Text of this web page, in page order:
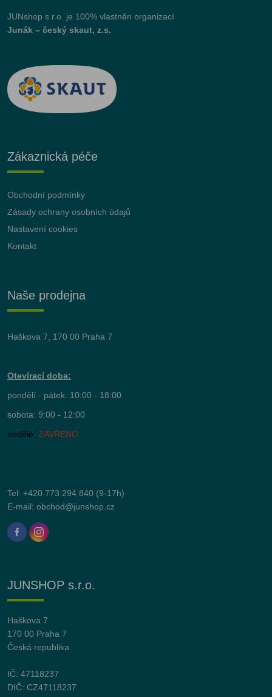
JUNshop s.r.o.
je 100% vlastněn organizací
Junák – český skaut, z.s.
Zákaznická péče
Obchodní podmínky
Zásady ochrany osobních údajů
Nastavení cookies
Kontakt
Naše prodejna
Haškova 7, 170 00 Praha 7
Otevírací doba:
pondělí - pátek: 10:00 - 18:00
sobota: 9:00 - 12:00
neděle: ZAVŘENO
Tel: +420 773 294 840 (9-17h)
E-mail: obchod@junshop.cz
JUNSHOP s.r.o.
Haškova 7
170 00 Praha 7
Česká republika
IČ: 47118237
DIČ: CZ47118237